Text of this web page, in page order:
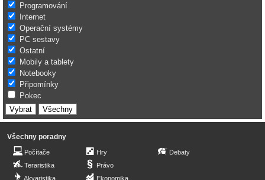
Programování
Internet
Operační systémy
PC sestavy
Ostatní
Mobily a tablety
Notebooky
Připomínky
Pokec
Všechny poradny
Počítače
Teraristika
Akvaristika
Hry
Právo
Ekonomika
Debaty